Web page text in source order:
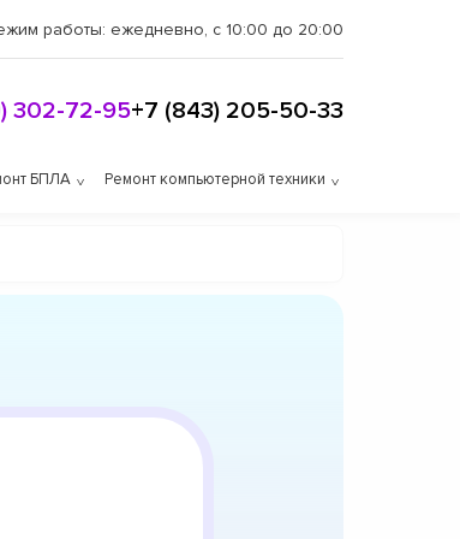
работы: ежедневно, с 10:00 до 20:00
302-72-95+7 (843) 205-50-33
БПЛА Ремонт компьютерной техники